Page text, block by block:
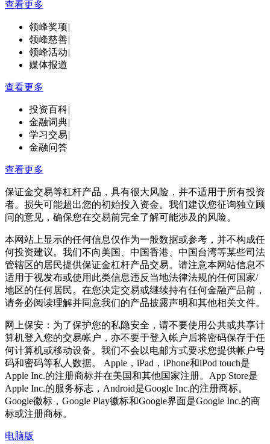
查看更多
领峰奖项|
领峰慈善|
领峰活动|
媒体报道
查看更多
投资百科|
金融词典|
学习交易|
金融问答
查看更多
保证金交易等杠杆产品，具有很大风险，并不适用于所有投资
者。损失可能超出您的初始投入资金。我们建议您征询独立顾
问的意见，确保您在交易前完全了解可能涉及的风险。
本网站上显示的任何信息仅作为一般数据或参考，并不构成任
何投资建议。我们不向美国、中国香港、中国台湾等某些司法
管辖区的居民提供保证金杠杆产品交易。请注意本网站信息不
适用于视发布或使用此类信息违反当地法律法规的任何国家/
地区的任何居民。在您决定交易或继续持有任何金融产品前，
请务必阅读理解并同意我们的产品披露声明和其他相关文件。
网上保安：为了保护您的私隐安全，请不要使用公共或共享计
算机登入您的交易帐户，亦不要于登入帐户后将密码保存于任
何计算机或移动设备。我们不会以电邮方式要求您提供帐户号
码和密码等私人数据。 Apple，iPad，iPhone和iPod touch是
Apple Inc.的注册商标并在美国和其他国家注册。App Store是
Apple Inc.的服务标志，Android是Google Inc.的注册商标。
Google徽标，Google Play徽标和Google界面是Google Inc.的商
标或注册商标。
电脑版